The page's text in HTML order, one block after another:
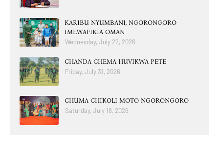
KARIBU NYUMBANI, NGORONGORO
IMEWAFIKIA OMAN
Wednesday, July 22, 2026
CHANDA CHEMA HUVIKWA PETE
Friday, July 31, 2026
CHUMA CHIKOLI MOTO NGORONGORO
Saturday, July 18, 2026